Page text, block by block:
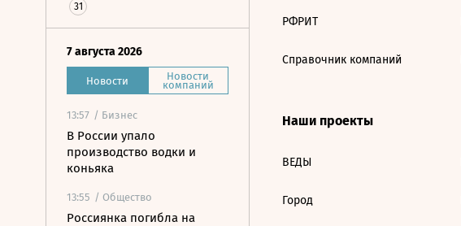
31
7 августа 2026
Новости Новости
компаний
13:57 / Бизнес
В России упало
производство водки и
коньяка
13:55 / Общество
Россиянка погибла на
РФРИТ
Справочник компаний
Наши проекты
ВЕДЫ
Город